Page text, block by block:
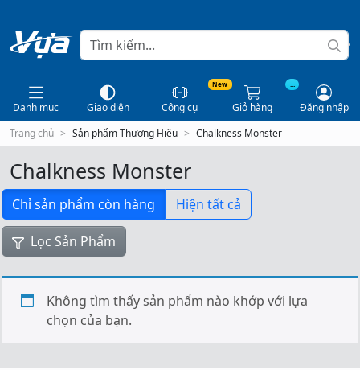
Danh mục Giao diện
New
Công cụ
...
Giỏ hàng
Đăng nhập
Trang chủ
Sản phẩm Thương Hiệu Chalkness Monster
Chalkness Monster
Chỉ sản phẩm còn hàng Hiện tất cả
Lọc Sản Phẩm
Không tìm thấy sản phẩm nào khớp với lựa
chọn của bạn.